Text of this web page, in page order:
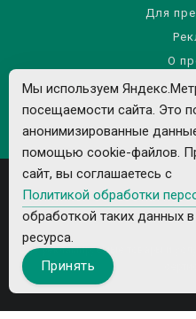
Для
О
Правила
Политика обработки
Все рекламируемые товары и
Мы используем
посещаемости сайта. Это
анонимизированные
помощью cookie-файлов.
сайт, вы соглашаетесь с
Политикой обработки
обработкой таких данных
ресурса.
Принять